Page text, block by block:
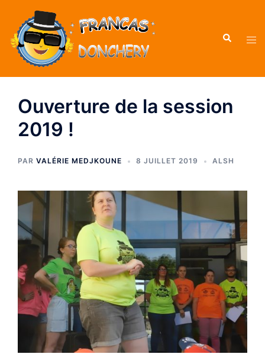
Ouverture de la session
2019 !
PAR VALÉRIE MEDJKOUNE 8 JUILLET 2019 ALSH